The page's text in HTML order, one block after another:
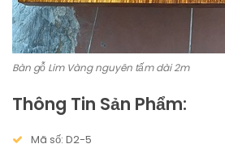
Bàn gỗ Lim Vàng nguyên tấm dài 2m
Thông Tin Sản Phẩm:
Mã số: D2-5